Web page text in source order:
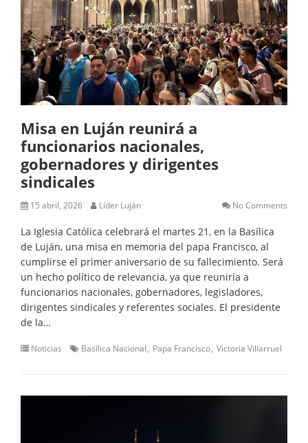
Misa en Luján reunirá a
funcionarios nacionales,
gobernadores y dirigentes
sindicales
15 abril, 2026 Líder Luján No Comments
La Iglesia Católica celebrará el martes 21, en la Basílica
de Luján, una misa en memoria del papa Francisco, al
cumplirse el primer aniversario de su fallecimiento. Será
un hecho político de relevancia, ya que reuniría a
funcionarios nacionales, gobernadores, legisladores,
dirigentes sindicales y referentes sociales. El presidente
de la…
Noticias Basílica Nacional Papa Francisco Victoria Villarruel